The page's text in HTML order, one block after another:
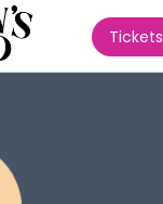
Tickets